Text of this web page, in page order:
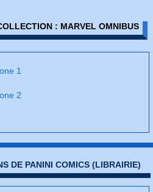
: MARVEL OMNIBUS
1
2
DE PANINI COMICS (LIBRAIRIE)